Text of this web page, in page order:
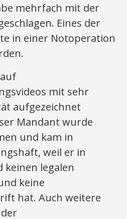
mehrfach mit der
Eines der
in einer Notoperation
mit sehr
aufgezeichnet
Mandant wurde
und kam in
weil er in
keinen legalen
keine
hat. Auch weitere